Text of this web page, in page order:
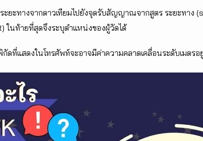
ะทางจากดาวเทียมไปยังจุดรับสัญญาณจากสูตร ระยะทาง
ในท้ายที่สุดจึงระบุตำแหน่งของผู้วัดได้
ที่แสดงในโทรศัพท์จะอาจมีค่าความคลาดเคลื่อนระดับเมตรอ